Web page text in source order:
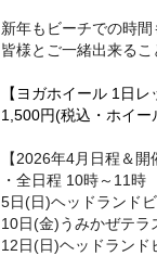
新年もビーチでの時間
皆様とご一緒出来る
【ヨガホイール 1日レ
1,500円(税込・ホイー
【2026年4月日程＆開
・全日程 10時～11時
5日(日)ヘッドランド
10日(金)うみかぜテラ
12日(日)ヘッドランド